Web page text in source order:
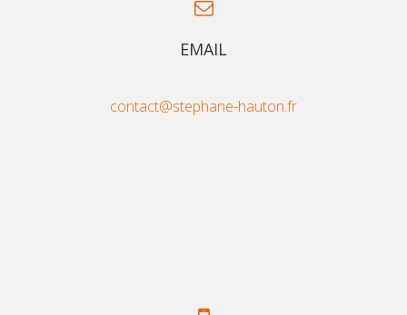
EMAIL
contact@stephane-hauton.fr